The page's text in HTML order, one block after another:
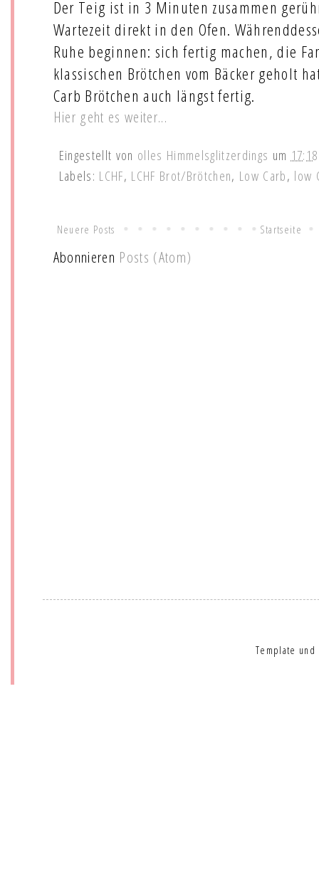
Der Teig ist in 3 Minuten zusammen
Wartezeit direkt in den Ofen.
Ruhe beginnen: sich fertig machen, die
klassischen Brötchen vom Bäcker geholt
Carb Brötchen auch längst fertig.
Hier geht es weiter...
Eingestellt von olles Himmelsglitzerdings um 17:18
Labels: LCHF, LCHF Brot/Brötchen, Low Carb, low
Neuere Posts Startseite
Abonnieren Posts (Atom)
Template